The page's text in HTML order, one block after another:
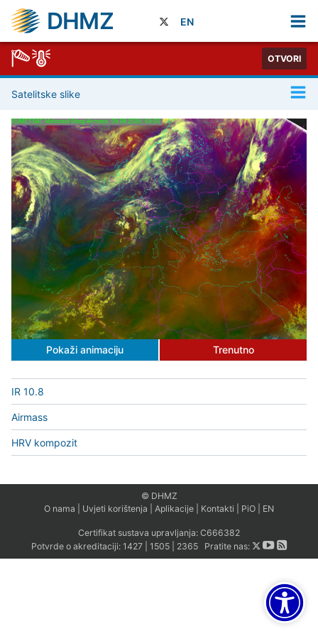
DHMZ EN
OTVORI
Satelitske slike
Pokaži animaciju Trenutno
IR 10.8
Airmass
HRV kompozit
© DHMZ
O nama
Uvjeti korištenja Aplikacije Kontakti PiO EN
Certifikat sustava upravljanja: C666382
Potvrde o akreditaciji: 1427| 1505| 2365Pratite nas: